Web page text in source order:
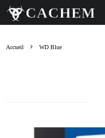
Accueil WD Blue